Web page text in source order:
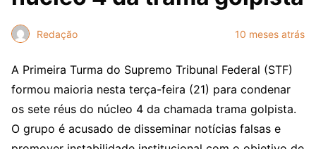
Redação 10 meses atrás
A Primeira Turma do Supremo Tribunal Federal (STF)
formou maioria nesta terça-feira (21) para condenar
os sete réus do núcleo 4 da chamada trama golpista.
O grupo é acusado de disseminar notícias falsas e